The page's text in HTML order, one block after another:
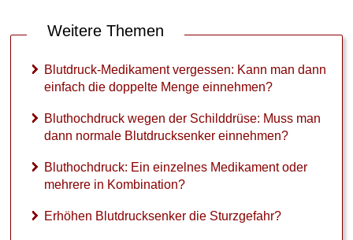
Weitere Themen
Blutdruck-Medikament vergessen: Kann man dann
einfach die doppelte Menge einnehmen?
Bluthochdruck wegen der Schilddrüse: Muss man
dann normale Blutdrucksenker einnehmen?
Bluthochdruck: Ein einzelnes Medikament oder
mehrere in Kombination?
Erhöhen Blutdrucksenker die Sturzgefahr?